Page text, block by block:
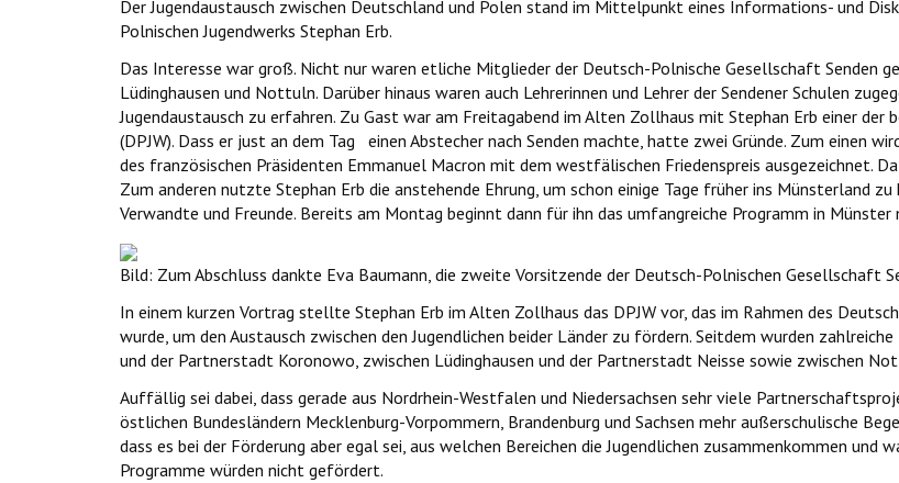
Der Jugendaustausch zwischen Deutschland und Polen stand im Mittelpunkt eines Informations- und
Polnischen Jugendwerks Stephan Erb.
Das Interesse war groß. Nicht nur waren etliche Mitglieder der Deutsch-Polnische Gesellschaft Senden
Lüdinghausen und Nottuln. Darüber hinaus waren auch Lehrerinnen und Lehrer der Sendener Schulen
Jugendaustausch zu erfahren. Zu Gast war am Freitagabend im Alten Zollhaus mit Stephan Erb einer der
(DPJW). Dass er just an dem Tag einen Abstecher nach Senden machte, hatte zwei Gründe. Zum einen
des französischen Präsidenten Emmanuel Macron mit dem westfälischen Friedenspreis ausgezeichnet.
Zum anderen nutzte Stephan Erb die anstehende Ehrung, um schon einige Tage früher ins Münsterland
Verwandte und Freunde. Bereits am Montag beginnt dann für ihn das umfangreiche Programm in
Bild: Zum Abschluss dankte Eva Baumann, die zweite Vorsitzende der Deutsch-Polnischen Gesellschaft
In einem kurzen Vortrag stellte Stephan Erb im Alten Zollhaus das DPJW vor, das im Rahmen des
wurde, um den Austausch zwischen den Jugendlichen beider Länder zu fördern. Seitdem wurden
und der Partnerstadt Koronowo, zwischen Lüdinghausen und der Partnerstadt Neisse sowie zwischen
Auffällig sei dabei, dass gerade aus Nordrhein-Westfalen und Niedersachsen sehr viele
östlichen Bundesländern Mecklenburg-Vorpommern, Brandenburg und Sachsen mehr außerschulische
dass es bei der Förderung aber egal sei, aus welchen Bereichen die Jugendlichen zusammenkommen und
Programme würden nicht gefördert.